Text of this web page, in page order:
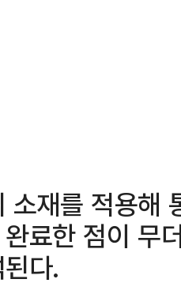
소재를 적용해
료한 점이 무
다.